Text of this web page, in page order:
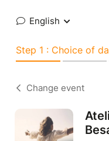
English
Step 1 : Choice of
Change event